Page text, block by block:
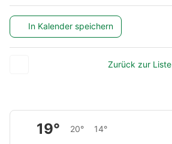
In Kalender speichern
Zurück zur Liste
19° 20° 14°